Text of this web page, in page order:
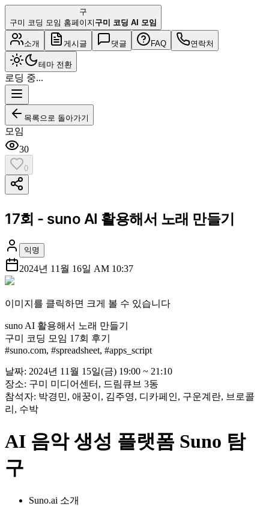
구
구미 코딩 모임 홈페이지 구미 코딩 AI 모임
소개 게시글 댓글 FAQ 연락처
테마 전환
로딩 중...
목록으로 돌아가기
모임
30
0
17회 - suno AI 활용해서 노래 만들기
익명
2024년 11월 16일 AM 10:37
이미지를 클릭하면 크게 볼 수 있습니다
suno AI 활용해서 노래 만들기
구미 코딩 모임 17회 후기
#suno.com, #spreadsheet, #apps_script
날짜: 2024년 11월 15일(금) 19:00 ~ 21:10
장소: 구미 미디어센터, 드림큐브 3동
참석자: 박경민, 애꿍이, 김주영, 디카페인, 구운계란, 브로콜
리, 수박
AI 음악 생성 플랫폼 Suno 탐
구
Suno.ai 소개